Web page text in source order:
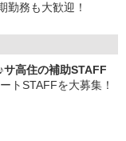
務も大歓迎！
高住の補助STAFF
トSTAFFを大募集！
とができます◎